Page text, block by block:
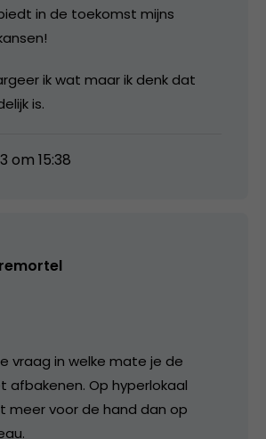
in de toekomst mijns
ik wat maar ik denk dat
is.
om 15:38
vraag in welke mate je de
Op hyperlokaal
meer voor de hand dan op